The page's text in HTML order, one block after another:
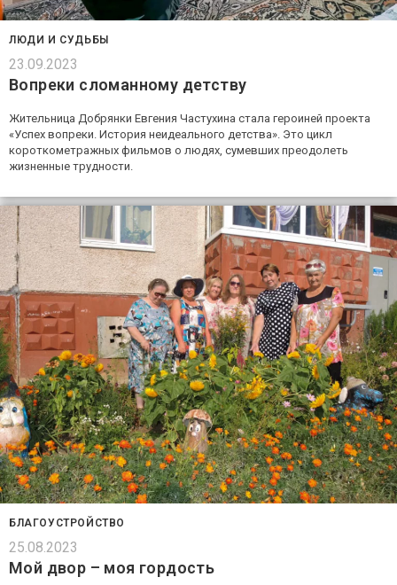
ЛЮДИ И СУДЬБЫ
23.09.2023
Вопреки сломанному детству
Жительница Добрянки Евгения Частухина стала героиней проекта
«Успех вопреки. История неидеального детства». Это цикл
короткометражных фильмов о людях, сумевших преодолеть
жизненные трудности.
БЛАГОУСТРОЙСТВО
25.08.2023
Мой двор – моя гордость